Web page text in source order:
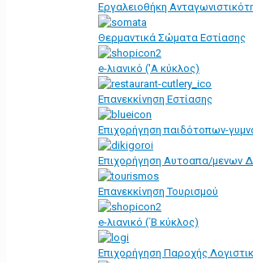
Εργαλειοθήκη
Θερμαντικά Σώματα Εστίασης
e-λιανικό ('Α κύκλος)
Επανεκκίνηση Εστίασης
Επιχορήγηση παιδότοπων-
Επιχορήγηση Αυτοαπα/μενων
Επανεκκίνηση Τουρισμού
e-λιανικό (΄Β κύκλος)
Επιχορήγηση Παροχής